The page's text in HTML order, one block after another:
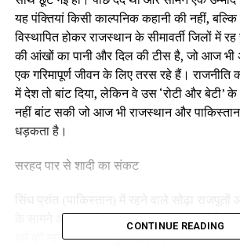
यह पंक्तियां किसी काल्पनिक कहानी की नहीं,
विस्थापित होकर राजस्थान के सीमावर्ती जिलों में
की आंखों का पानी और दिल की टीस है, जो आज
एक गरिमापूर्ण जीवन के लिए तरस रहे हैं।
में देश तो बांट दिया, लेकिन वे उस ‘रोटी और बेटी’ के
नहीं बांट सकी जो आज भी राजस्थान और
धड़कता है।
सरहद पार से शादी का संकट
के सामने आज सबसे बड़ा संकट अपनी बहन-बेटियों के
धर्म की मान्यताओं के अनुसार, एक ही गोत्र में
CONTINUE READING